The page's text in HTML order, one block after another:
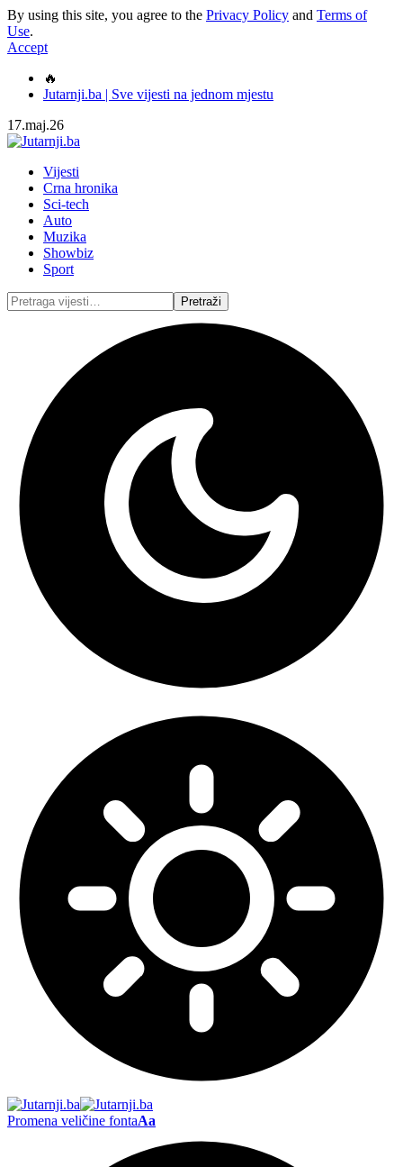
By using this site, you agree to the Privacy Policy and Terms of
Use.
Accept
🔥
Jutarnji.ba | Sve vijesti na jednom mjestu
17.maj.26
Vijesti
Crna hronika
Sci-tech
Auto
Muzika
Showbiz
Sport
Promena veličine fontaAa